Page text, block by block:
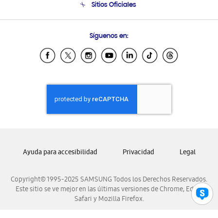
Condiciones de Compra
Soporte vía eMail
Sitios Oficiales
Samsung Ecuador
Samsung El Salvador
Samsung Honduras
Samsung Nicaragua
Samsung Panamá
Samsung Venezuela
Síguenos en:
Copyright© 1995-2025 SAMSUNG Todos los Derechos Reservados.
Este sitio se ve mejor en las últimas versiones de Chrome, Edge,
Safari y Mozilla Firefox.
Ayuda para accesibilidad Privacidad Legal